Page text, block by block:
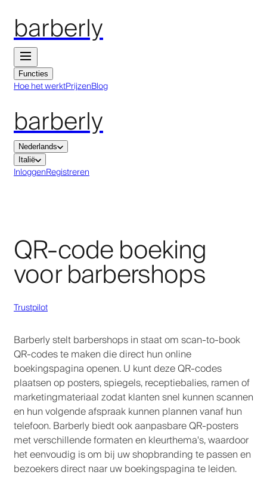
barberly
Functies
Hoe het werktPrijzenBlog
barberly
Nederlands
Italië
InloggenRegistreren
QR-code boeking
voor barbershops
Trustpilot
Barberly stelt barbershops in staat om scan-to-book
QR-codes te maken die direct hun online
boekingspagina openen. U kunt deze QR-codes
plaatsen op posters, spiegels, receptiebalies, ramen of
marketingmateriaal zodat klanten snel kunnen scannen
en hun volgende afspraak kunnen plannen vanaf hun
telefoon. Barberly biedt ook aanpasbare QR-posters
met verschillende formaten en kleurthema's, waardoor
het eenvoudig is om bij uw shopbranding te passen en
bezoekers direct naar uw boekingspagina te leiden.